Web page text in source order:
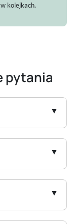
kolejkach.
pytania